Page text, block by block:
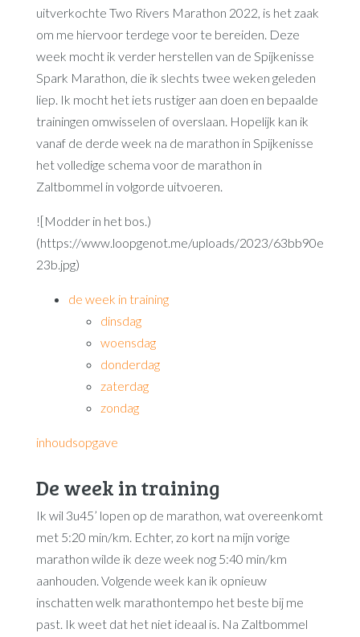
uitverkochte Two Rivers Marathon 2022, is het zaak
om me hiervoor terdege voor te bereiden. Deze
week mocht ik verder herstellen van de Spijkenisse
Spark Marathon, die ik slechts twee weken geleden
liep. Ik mocht het iets rustiger aan doen en bepaalde
trainingen omwisselen of overslaan. Hopelijk kan ik
vanaf de derde week na de marathon in Spijkenisse
het volledige schema voor de marathon in
Zaltbommel in volgorde uitvoeren.
![Modder in het bos.)
(https://www.loopgenot.me/uploads/2023/63bb90e
23b.jpg)
de week in training
dinsdag
woensdag
donderdag
zaterdag
zondag
inhoudsopgave
De week in training
Ik wil 3u45’ lopen op de marathon, wat overeenkomt
met 5:20 min/km. Echter, zo kort na mijn vorige
marathon wilde ik deze week nog 5:40 min/km
aanhouden. Volgende week kan ik opnieuw
inschatten welk marathontempo het beste bij me
past. Ik weet dat het niet ideaal is. Na Zaltbommel